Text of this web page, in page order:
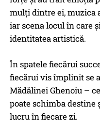
mulți dintre ei, muzica
iar scena locul în care
identitatea artistică.
În spatele fiecărui
fiecărui vis împlinit se
Mădălinei Ghenoiu –
poate schimba destine
lucru în fiecare zi.